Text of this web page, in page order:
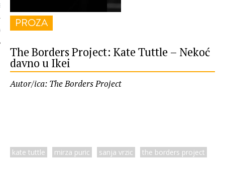
PROZA
The Borders Project: Kate Tuttle – Nekoć
davno u Ikei
Autor/ica: The Borders Project
kate tuttle mirza puric sanja vrzic the borders project